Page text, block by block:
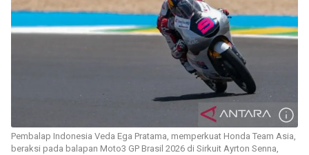
Pembalap Indonesia Veda Ega Pratama, memperkuat Honda Team Asia,
beraksi pada balapan Moto3 GP Brasil 2026 di Sirkuit Ayrton Senna,